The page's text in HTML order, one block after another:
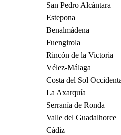
San Pedro Alcántara
Estepona
Benalmádena
Fuengirola
Rincón de la Victoria
Vélez-Málaga
Costa del Sol
La Axarquía
Serranía de Ronda
Valle del Guadalhorce
Cádiz